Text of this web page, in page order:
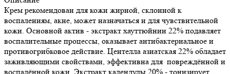
Крем рекомендован для кожи жирной, склонной к
воспалениям, акне, может назначаться и для чувствительной
кожи. Основной актив - экстракт хауттюйнии 22% подавляет
воспалительные процессы, оказывает антибактериальное и
противогрибковое действие. Центелла азиатская 22% обладает
заживляющими свойствами, эффективна для повреждённой и
воспалённой кожи. Экстракт календулы 20% - тонизирует,